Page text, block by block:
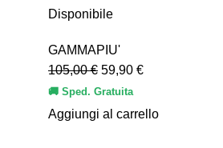
Disponibile
GAMMAPIU'
105,00€ 59,90 €
🚚 Sped. Gratuita
Aggiungi al carrello